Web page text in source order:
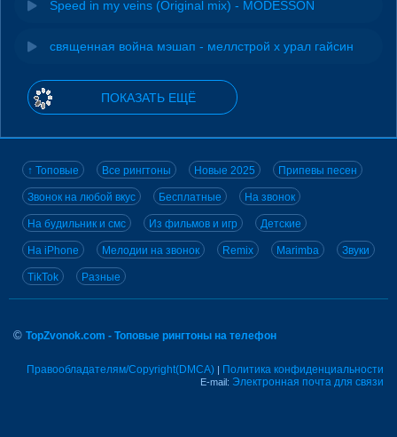
Speed in my veins (Original mix) - MODESSON
священная война мэшап - меллстрой х урал гайсин
ПОКАЗАТЬ ЕЩЁ
↑ Топовые Все рингтоны Новые 2025 Припевы песен
Звонок на любой вкус Бесплатные На звонок
На будильник и смс Из фильмов и игр Детские
На iPhone Мелодии на звонок Remix Marimba Звуки
TikTok Разные
© TopZvonok.com - Топовые рингтоны на телефон
Правообладателям/Copyright(DMCA) | Политика конфиденциальности
E-mail: Электронная почта для связи